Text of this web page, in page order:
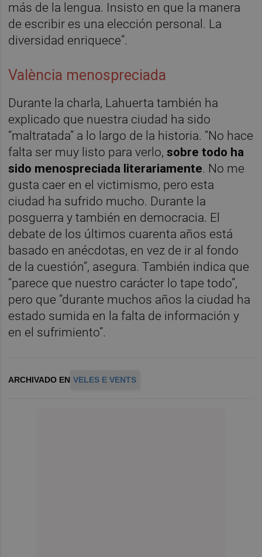
más de la lengua. Insisto en que la manera
de escribir es una elección personal. La
diversidad enriquece”.
València menospreciada
Durante la charla, Lahuerta también ha
explicado que nuestra ciudad ha sido
“maltratada” a lo largo de la historia. “No hace
falta ser muy listo para verlo,sobre todo ha
sido menospreciada literariamente. No me
gusta caer en el victimismo, pero esta
ciudad ha sufrido mucho. Durante la
posguerra y también en democracia. El
debate de los últimos cuarenta años está
basado en anécdotas, en vez de ir al fondo
de la cuestión”, asegura. También indica que
“parece que nuestro carácter lo tape todo”,
pero que “durante muchos años la ciudad ha
estado sumida en la falta de información y
en el sufrimiento”.
ARCHIVADO EN VELES E VENTS